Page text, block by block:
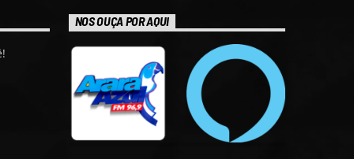
NOS OUÇA POR AQUI